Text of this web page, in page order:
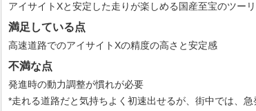
アイサイトXと安定した走りが楽しめる国産至宝のツー
満足している点
高速道路でのアイサイトXの精度の高さと安定感
不満な点
発進時の動力調整が慣れが必要
*走れる道路だと気持ちよく初速出せるが、街中では、